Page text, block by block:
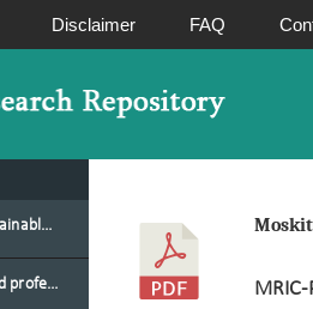
Disclaimer FAQ
Repository
Developing Sustainable Aquafeed from Azolla Biomass Cultivated on Agro-Waste and Fishpond Wastewater in Combination with Black Soldier Fly Larvae
Modernizing and professionalizing forage production and transformation, An Agro-Ecological Approach